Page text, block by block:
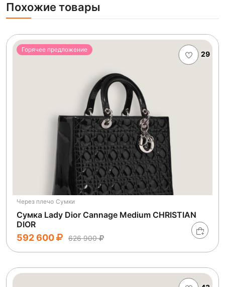
Похожие товары
29
Горячее предложение
Через плечо Сумки
Сумка Lady Dior Cannage Medium CHRISTIAN
DIOR
592 600 626 900